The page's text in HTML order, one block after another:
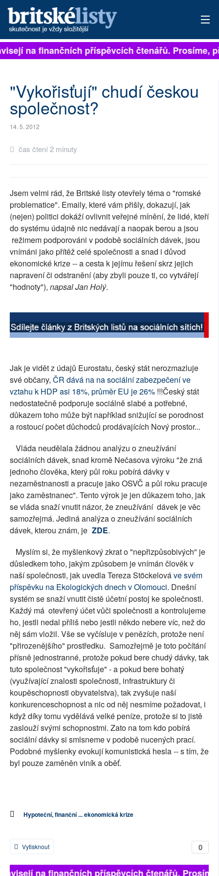
PŘIHLÁSIT
ARCHIV
ROZHOVORY
PŘÍSPĚVKY NA PROVOZ
SOCIÁLNÍ SÍTĚ
RUBRIKY
PLNÁ VERZE STRÁNEK
na finančních příspěvcích čtenářů. Prosíme,
"Vykořisťují" chudí českou
společnost?
14. 5. 2012
čas čtení 2 minuty
Jsem velmi rád, že Britské listy otevřely téma o "romské
problematice". Emaily, které vám přišly, dokazují, jak
(nejen) politici dokáží ovlivnit veřejné mínění, že lidé, kteří
do systému údajně nic nedávají a naopak berou a jsou
režimem podporováni v podobě sociálních dávek, jsou
vnímáni jako přítěž celé společnosti a snad i důvod
ekonomické krize -- a cesta k jejímu řešení skrz jejich
napravení či odstranění (aby zbyli pouze ti, co vytvářejí
"hodnoty"), napsal Jan Holý.
Jak je vidět z údajů Eurostatu, český stát nerozmazluje
své občany, ČR dává na na sociální zabezpečení ve
vztahu k HDP asi 18%, průměr EU je 26% !!!Český stát
nedostatečně podporuje sociálně slabé a potřebné,
důkazem toho může být například snižující se porodnost
a rostoucí počet důchodců prodávajících Nový prostor...
Vláda neudělala žádnou analýzu o zneužívání
sociálních dávek, snad kromě Nečasova výroku "že zná
jednoho člověka, který půl roku pobírá dávky v
nezaměstnanosti a pracuje jako OSVČ a půl roku pracuje
jako zaměstnanec". Tento výrok je jen důkazem toho, jak
se vláda snaží vnutit názor, že zneužívání dávek je věc
samozřejmá. Jediná analýza o zneužívání sociálních
dávek, kterou znám, je ZDE.
Myslím si, že myšlenkový zkrat o "nepřizpůsobivých" je
důsledkem toho, jakým způsobem je vnímán člověk v
naší společnosti, jak uvedla Tereza Stöckelováve svém
příspěvku na Ekologických dnech v Olomouci. Dnešní
systém se snaží vnutit čistě účetní postoj ke společnosti.
Každý má otevřený účet vůči společnosti a kontrolujeme
ho, jestli nedal příliš nebo jestli někdo nebere víc, než do
něj sám vložil. Vše se vyčísluje v penězích, protože není
"přirozenějšího" prostředku. Samozřejmě je toto počítání
přísně jednostranné, protože pokud bere chudý dávky, tak
tuto společnost "vykořisťuje" - a pokud bere bohatý
(využívající znalosti společnosti, infrastruktury či
koupěschopnosti obyvatelstva), tak zvyšuje naší
konkurenceschopnost a nic od něj nesmíme požadovat, i
když díky tomu vydělává velké peníze, protože si to jistě
zaslouží svými schopnostmi. Zato na tom kdo pobírá
sociální dávky si smlsneme v podobě nucených prací.
Podobné myšlenky evokují komunistická hesla -- s tím, že
byl pouze zaměněn viník a oběť.
Hypoteční, finanční ... ekonomická krize
0
Vytisknout
na finančních příspěvcích čtenářů.